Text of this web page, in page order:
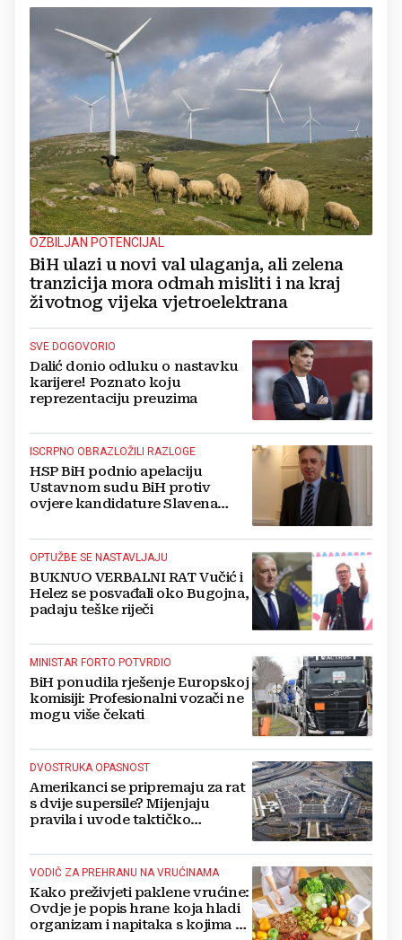
OZBILJAN POTENCIJAL
BiH ulazi u novi val ulaganja, ali zelena
tranzicija mora odmah misliti i na kraj
životnog vijeka vjetroelektrana
SVE DOGOVORIO
Dalić donio odluku o nastavku
karijere! Poznato koju
reprezentaciju preuzima
ISCRPNO OBRAZLOŽILI RAZLOGE
HSP BiH podnio apelaciju
Ustavnom sudu BiH protiv
ovjere kandidature Slavena
OPTUŽBE SE NASTAVLJAJU
BUKNUO VERBALNI RAT Vučić i
Helez se posvađali oko Bugojna,
padaju teške riječi
MINISTAR FORTO POTVRDIO
BiH ponudila rješenje Europskoj
komisiji: Profesionalni vozači ne
mogu više čekati
DVOSTRUKA OPASNOST
Amerikanci se pripremaju za rat
s dvije supersile? Mijenjaju
pravila i uvode taktičko
VODIČ ZA PREHRANU NA VRUĆINAMA
Kako preživjeti paklene vrućine:
Ovdje je popis hrane koja hladi
organizam i napitaka s kojima si